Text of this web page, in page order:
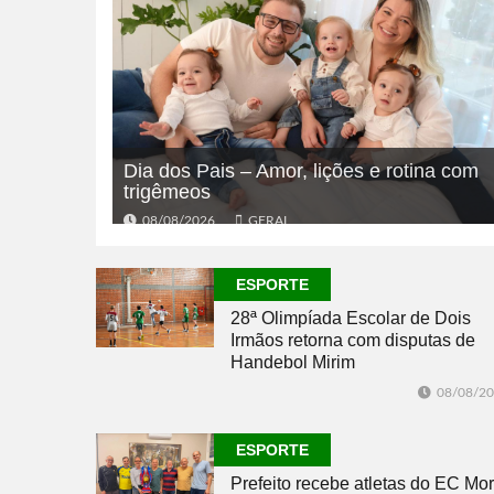
Dia dos Pais – Amor, lições e rotina com
trigêmeos
08/08/2026 GERAL
ESPORTE
28ª Olimpíada Escolar de Dois
Irmãos retorna com disputas de
Handebol Mirim
08/08/
ESPORTE
Prefeito recebe atletas do EC